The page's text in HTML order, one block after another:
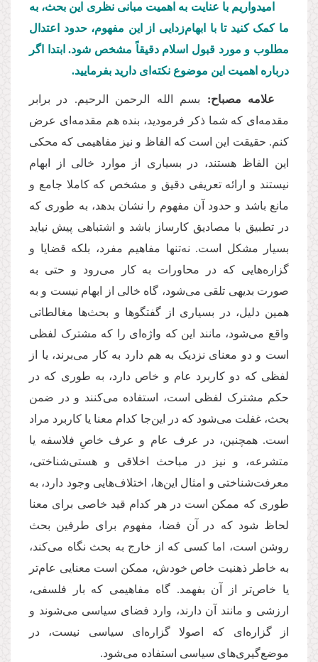
امیدواریم با عنایت به اهمیت مبانی نظری این بحث، به
ما کمک کنید تا با ابهامزدایی از این مفهوم، حدود اعتدال
مطلوب و مورد قبول اسلام دقیقاً مشخص شود. ابتدا اگر
درباره اهمیت این موضوع نکته ای دارید بفرمایید.
علامه مصباح: بسم الله الرحمن الرحیم. در برابر
مقدمه ای که شما ذکر فرمودید، بنده هم مقدمه ای عرض
کنم. حقیقت این است که الفاظ و نیز مفاهیمی که محکی
این الفاظ هستند، در بسیاری از موارد خالی از ابهام
نیستند و ارائه تعریفی دقیق و مشخص که کاملا جامع و
مانع باشد و حدود آن مفهوم را نشان بدهد، به طوری که
در تطبیق با مصادیق کارساز باشد و اشتباهی پیش نیاید
بسیار مشکل است. نهتنها مفاهیم مفرد، بلکه قضایا و
گزارههایی که در محاورات به كار میرود و حتی به
صورت بدیهی تلقی میشود، گاه خالی از ابهام نیست و به
همین دلیل، در بسیاری از گفتگوها و بحثها مغالطاتی
واقع میشود، مانند این که واژه ای را که مشترک لفظی
است و دو معنای نزدیک به هم دارد به کار میبرند، یا از
لفظی که دو کاربرد عام و خاص دارد، به طوری که در
حکم مشترک لفظی است، استفاده میکنند و در ضمن
بحث، غفلت میشود که در اینجا کدام معنا یا کاربرد مراد
است. همچنین، در عرف عام و عرف خاصِ فلاسفه یا
متشرعه، و نیز در مباحث اخلاقی و هستیشناختی،
معرفتشناختی و امثال اینها، اختلافهایی وجود دارد، به
طوری که ممکن است در هر کدام قید خاصی برای معنا
لحاظ شود که در آن فضا، مفهوم برای طرفین بحث
روشن است، اما کسی که از خارج به بحث نگاه میکند،
به خاطر ذهنیت خاص خودش، ممکن است معنایی عامتر
یا خاصتر از آن بفهمد. گاه مفاهیمی که بار فلسفی،
ارزشی و مانند آن دارند، وارد فضای سیاسی میشوند و
از گزاره ای که اصولا گزاره ای سیاسی نیست، در
موضعگیریهای سیاسی استفاده میشود.